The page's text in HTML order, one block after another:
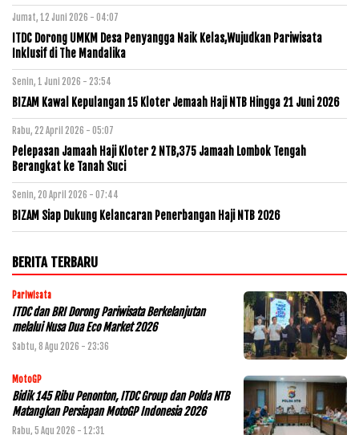
Jumat, 12 Juni 2026 - 04:07
ITDC Dorong UMKM Desa Penyangga Naik Kelas,Wujudkan Pariwisata
Inklusif di The Mandalika
Senin, 1 Juni 2026 - 23:54
BIZAM Kawal Kepulangan 15 Kloter Jemaah Haji NTB Hingga 21 Juni 2026
Rabu, 22 April 2026 - 05:07
Pelepasan Jamaah Haji Kloter 2 NTB,375 Jamaah Lombok Tengah
Berangkat ke Tanah Suci
Senin, 20 April 2026 - 07:44
BIZAM Siap Dukung Kelancaran Penerbangan Haji NTB 2026
BERITA TERBARU
Pariwisata
ITDC dan BRI Dorong Pariwisata Berkelanjutan
melalui Nusa Dua Eco Market 2026
Sabtu, 8 Agu 2026 - 23:36
MotoGP
Bidik 145 Ribu Penonton, ITDC Group dan Polda NTB
Matangkan Persiapan MotoGP Indonesia 2026
Rabu, 5 Agu 2026 - 12:31